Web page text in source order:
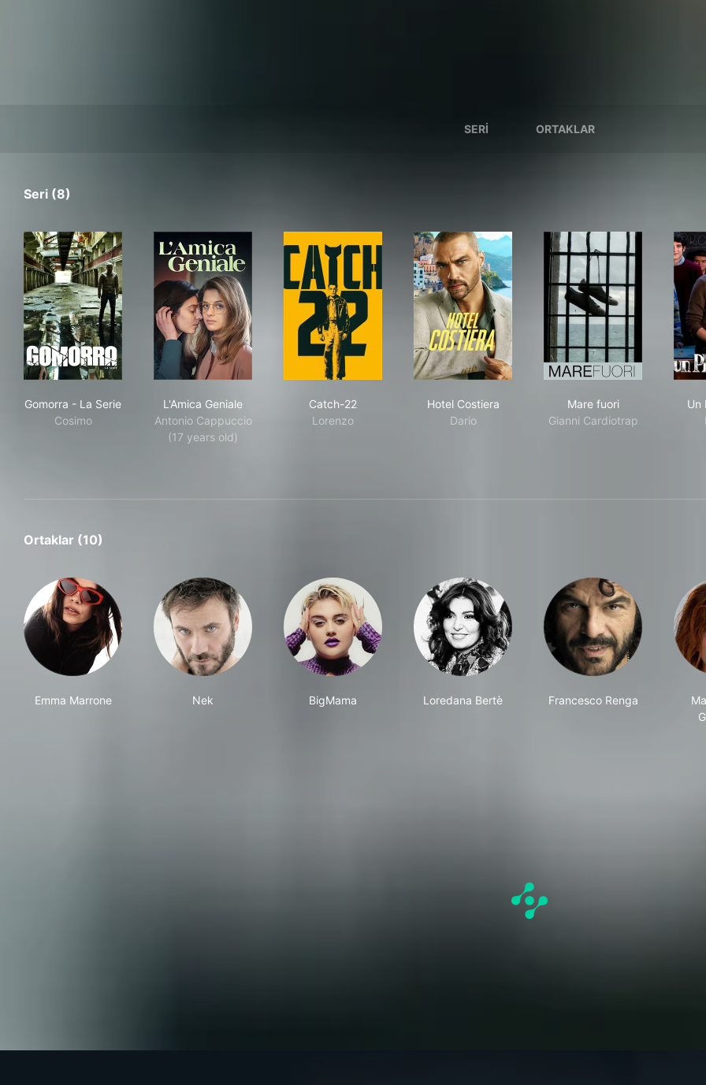
SERI ORTAKLAR
Seri (8)
Gomorra - La Serie
Cosimo
L'Amica Geniale
Antonio Cappuccio
(17 years old)
Catch-22
Lorenzo
Hotel Costiera
Dario
Mare fuori
Gianni Cardiotrap
Un
Ortaklar (10)
Emma Marrone Nek BigMama Loredana Bertè Francesco Renga